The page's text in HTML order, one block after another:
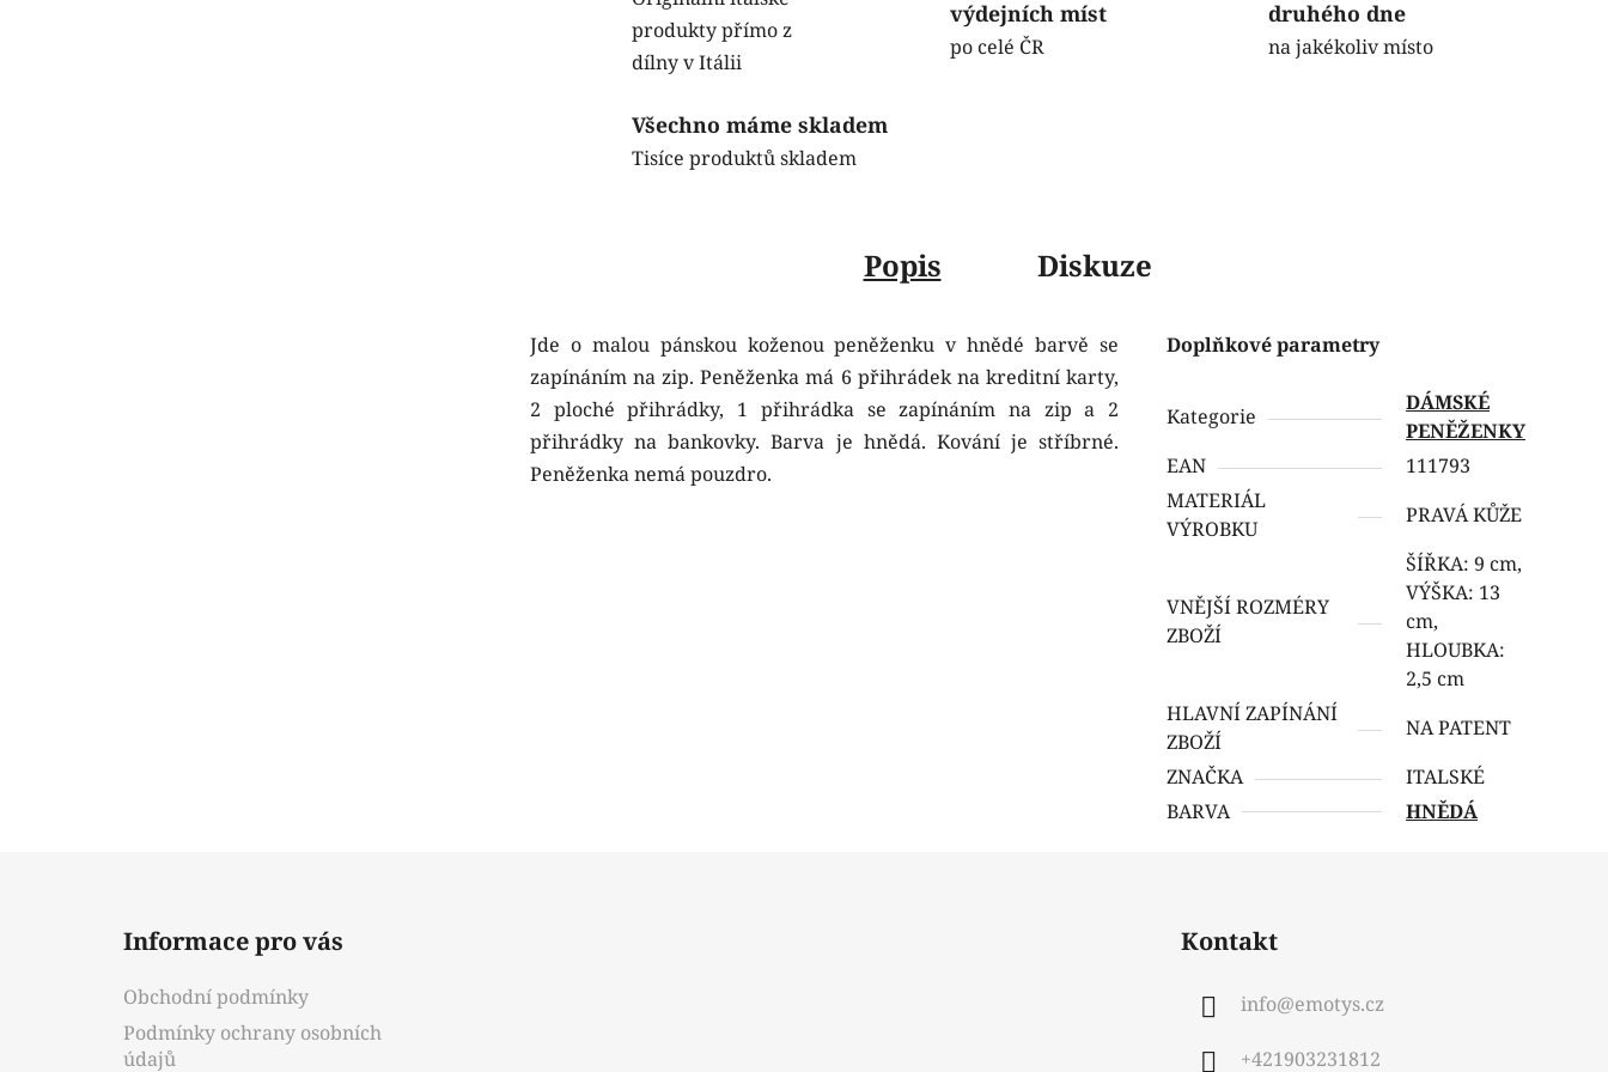
produkty přímo z
dílny v Itálii
výdejních míst
po celé ČR
druhého dne
na jakékoliv místo
Všechno máme skladem
Tisíce produktů skladem
Popis Diskuze
Jde o malou pánskou koženou peněženku v hnědé barvě se
zapínáním na zip. Peněženka má 6 přihrádek na kreditní karty,
2 ploché přihrádky, 1 přihrádka se zapínáním na zip a 2
přihrádky na bankovky. Barva je hnědá. Kování je stříbrné.
Peněženka nemá pouzdro.
Doplňkové parametry
Kategorie
DÁMSKÉ
PENĚŽENKY
EAN
111793
MATERIÁL
VÝROBKU
PRAVÁ KŮŽE
VNĚJŠÍ ROZMÉRY
ZBOŽÍ
ŠÍŘKA: 9 cm,
VÝŠKA: 13
cm,
HLOUBKA:
2,5 cm
HLAVNÍ ZAPÍNÁNÍ
ZBOŽÍ
NA PATENT
ZNAČKA
ITALSKÉ
BARVA
HNĚDÁ
Informace pro vás
Obchodní podmínky
Podmínky ochrany osobních
údajů
Kontakt
info@emotys.cz
+421903231812